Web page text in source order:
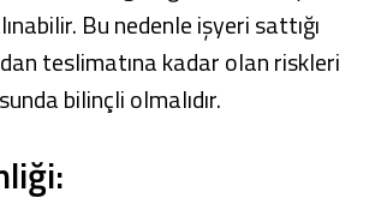
Bu nedenle işyeri sattığı
teslimatına kadar olan riskleri
bilinçli olmalıdır.